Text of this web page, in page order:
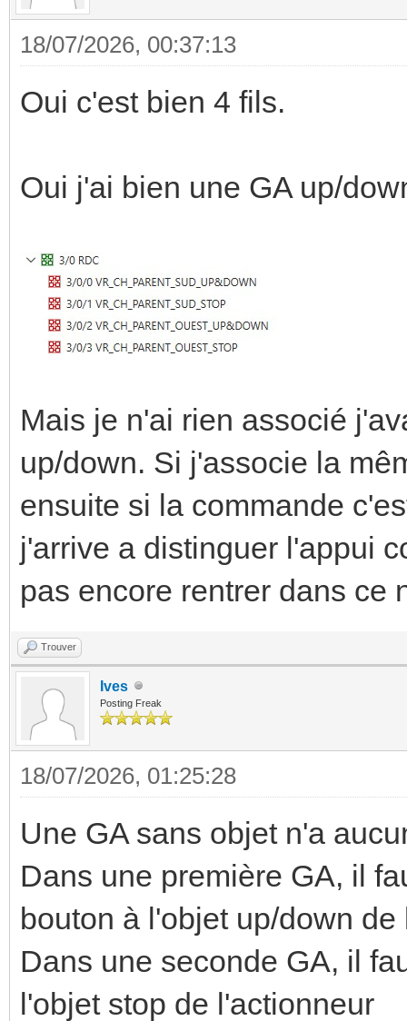
18/07/2026, 00:37:13
Oui c'est bien 4 fils.
Oui j'ai bien une GA up/
Mais je n'ai rien associé
up/down. Si j'associe la
ensuite si la commande
j'arrive a distinguer l'appui
pas encore rentrer dans ce
Trouver
Ives
Posting Freak
18/07/2026, 01:25:28
Une GA sans objet n'a
Dans une première GA, il
bouton à l'objet up/down de
Dans une seconde GA, il
l'objet stop de l'actionneur